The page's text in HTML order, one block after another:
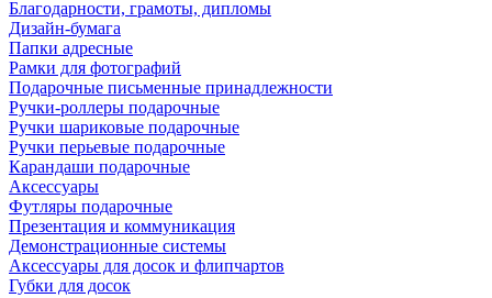
Благодарности, грамоты, дипломы
Дизайн-бумага
Папки адресные
Рамки для фотографий
Подарочные письменные принадлежности
Ручки-роллеры подарочные
Ручки шариковые подарочные
Ручки перьевые подарочные
Карандаши подарочные
Аксессуары
Футляры подарочные
Презентация и коммуникация
Демонстрационные системы
Аксессуары для досок и флипчартов
Губки для досок